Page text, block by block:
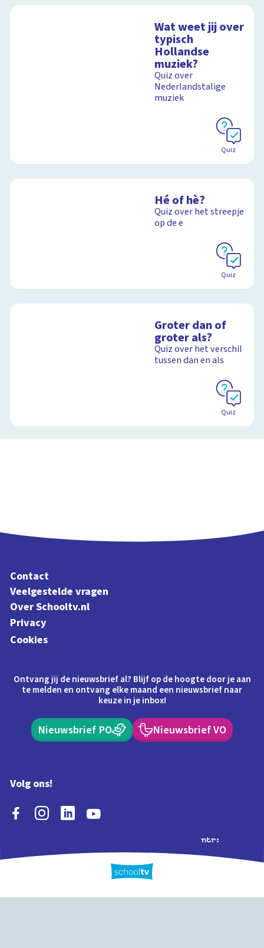
Wat weet jij over
typisch
Hollandse
muziek?
Quiz over
Nederlandstalige
muziek
Quiz
Hé of hè?
Quiz over het streepje
op de e
Quiz
Groter dan of
groter als?
Quiz over het verschil
tussen dan en als
Quiz
Contact
Veelgestelde vragen
Over Schooltv.nl
Privacy
Cookies
Ontvang jij de nieuwsbrief al? Blijf op de hoogte door je aan
te melden en ontvang elke maand een nieuwsbrief naar
keuze in je inbox!
Nieuwsbrief PO Nieuwsbrief VO
Volg ons!